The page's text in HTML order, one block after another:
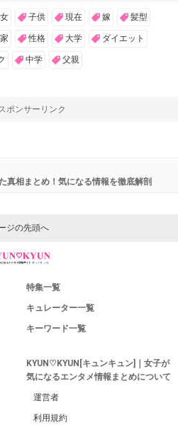
子供 現在 嫁 髪型
性格 大学 ダイエット
中学 父親
ポンサーリンク
真相まとめ！気になる情報を徹底解剖
ジの先頭へ
特集一覧
キュレーター一覧
キーワード一覧
KYUN♡KYUN[キュンキュン]｜女子が
気になるエンタメ情報まとめについて
運営者
利用規約